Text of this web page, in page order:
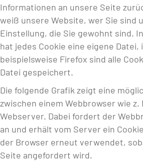
Informationen an unsere Seite
weiß unsere Website, wer Sie sind
Einstellung, die Sie gewohnt sind.
hat jedes Cookie eine eigene Datei,
beispielsweise Firefox sind alle
Datei gespeichert.
Die folgende Grafik zeigt eine
zwischen einem Webbrowser wie z.
Webserver. Dabei fordert der
an und erhält vom Server ein
der Browser erneut verwendet,
Seite angefordert wird.